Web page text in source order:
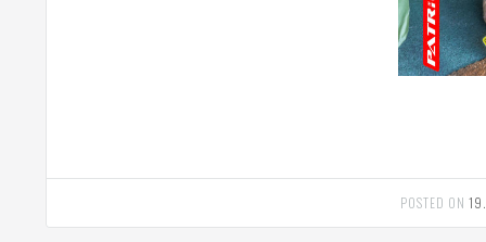
POSTED ON